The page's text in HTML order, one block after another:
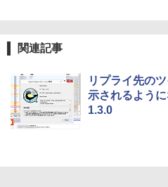
￥12,900
関連記事
リプライ先の
示されるよう
1.3.0